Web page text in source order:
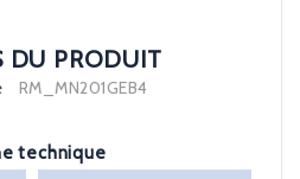
DU PRODUIT
RM_MN201GEB4
technique